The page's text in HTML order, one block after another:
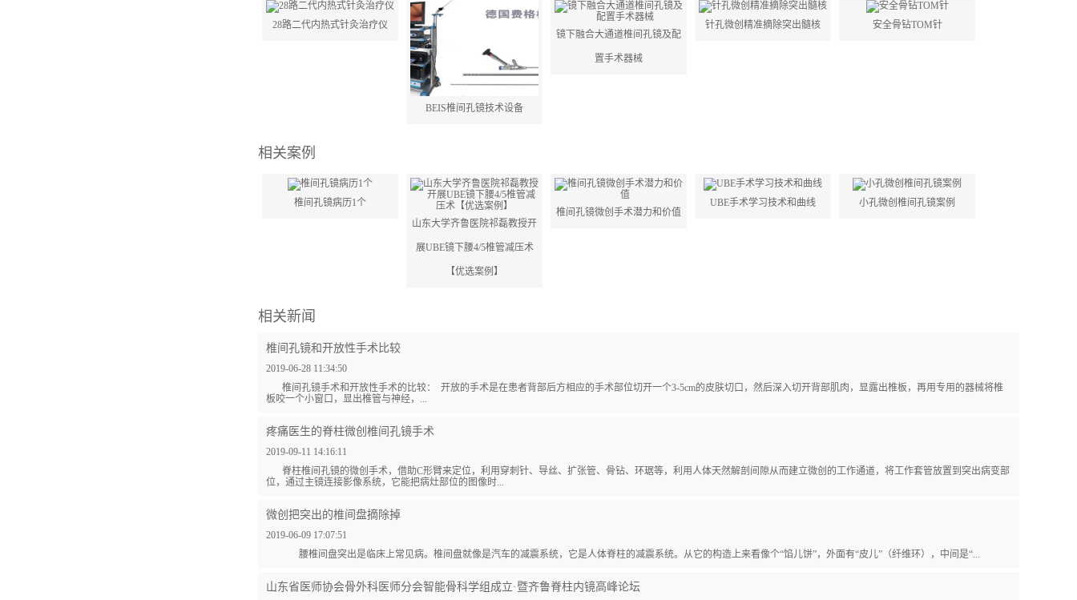
28路二代内热式针灸治疗仪
BEIS椎间孔镜技术设备
镜下融合大通道椎间孔镜及配
置手术器械
针孔微创精准摘除突出髓核 安全骨钻TOM针
相关案例
椎间孔镜病历1个
山东大学齐鲁医院祁磊教授开
展UBE镜下腰4/5椎管减压术
【优选案例】
椎间孔镜微创手术潜力和价值
UBE手术学习技术和曲线 小孔微创椎间孔镜案例
相关新闻
椎间孔镜和开放性手术比较
2019-06-28 11:34:50
椎间孔镜手术和开放性手术的比较： 开放的手术是在患者背部后方相应的手术部位切开一个3-5cm的皮肤切口，然后深入切开背部肌肉，显露出椎板，再用专用的器械将椎
板咬一个小窗口，显出椎管与神经，...
疼痛医生的脊柱微创椎间孔镜手术
2019-09-11 14:16:11
脊柱椎间孔镜的微创手术，借助C形臂来定位，利用穿刺针、导丝、扩张管、骨钻、环琚等，利用人体天然解剖间隙从而建立微创的工作通道，将工作套管放置到突出病变部
位，通过主镜连接影像系统，它能把病灶部位的图像时...
微创把突出的椎间盘摘除掉
2019-06-09 17:07:51
腰椎间盘突出是临床上常见病。椎间盘就像是汽车的减震系统，它是人体脊柱的减震系统。从它的构造上来看像个“馅儿饼”，外面有“皮儿”（纤维环），中间是“...
山东省医师协会骨外科医师分会智能骨科学组成立·暨齐鲁脊柱内镜高峰论坛